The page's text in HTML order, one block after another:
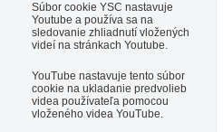
Súbor cookie YSC nastavuje
Youtube a používa sa na
sledovanie zhliadnutí vložených
videí na stránkach Youtube.
YouTube nastavuje tento súbor
cookie na ukladanie predvolieb
videa používateľa pomocou
vloženého videa YouTube.